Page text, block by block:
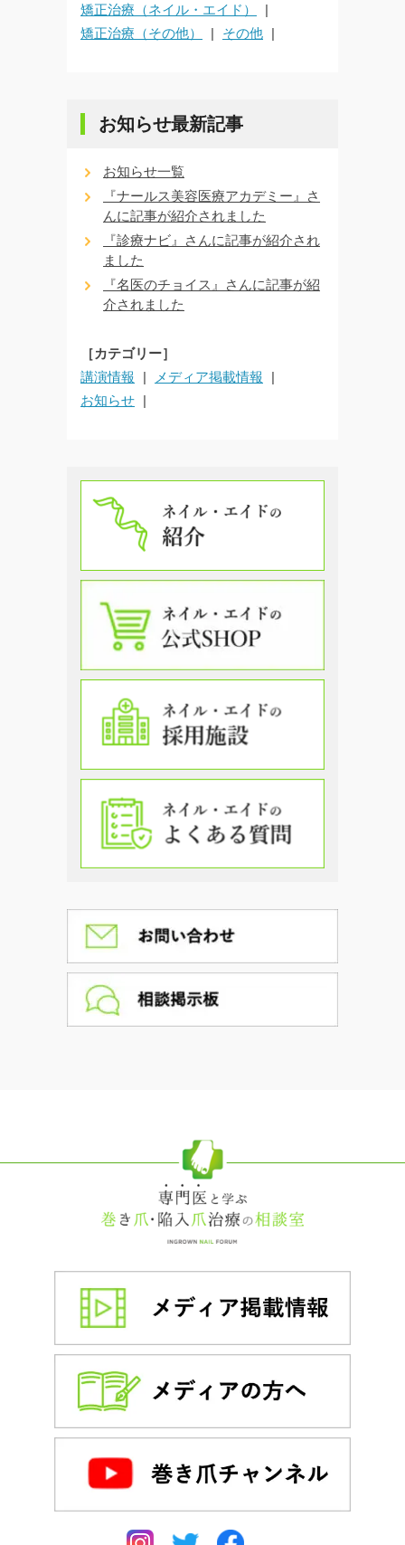
矯正治療（ネイル・エイド）
矯正治療（その他）
その他
お知らせ最新記事
お知らせ一覧
『ナールス美容医療アカデミー』さ
んに記事が紹介されました
『診療ナビ』さんに記事が紹介され
ました
『名医のチョイス』さんに記事が紹
介されました
［カテゴリー］
講演情報
メディア掲載情報
お知らせ